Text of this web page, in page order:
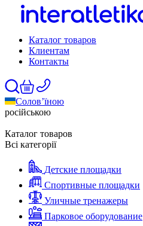
Каталог товаров
Клиентам
Контакты
Солов’їною
російською
Каталог товаров
Всі категорії
Детские площадки
Спортивные площадки
Уличные тренажеры
Парковое оборудование